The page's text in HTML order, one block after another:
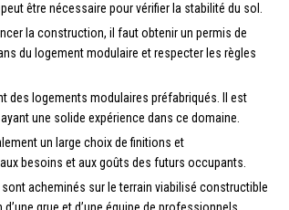
être nécessaire pour vérifier la stabilité du sol.
la construction, il faut obtenir un permis de
du logement modulaire et respecter les règles
des logements modulaires préfabriqués. Il est
une solide expérience dans ce domaine.
un large choix de finitions et
besoins et aux goûts des futurs occupants.
acheminés sur le terrain viabilisé constructible